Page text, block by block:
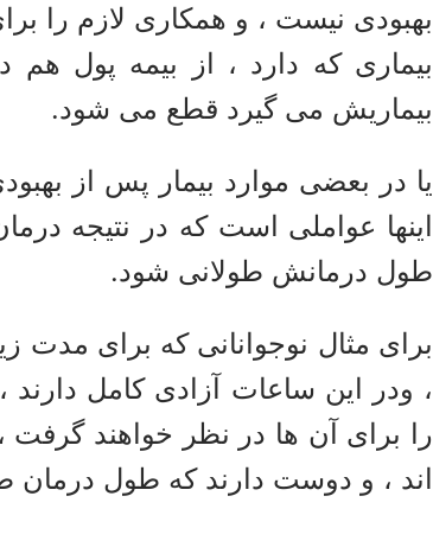
بهبودی نیست ، و همکاری لازم را
بیماری که دارد ، از بیمه پول
بیماریش می گیرد قطع می شود.
یا در بعضی موارد بیمار پس از
اینها عواملی است که در نتیجه
طول درمانش طولانی شود.
برای مثال نوجوانانی که برای
، ودر این ساعات آزادی کامل
را برای آن ها در نظر خواهند گرفت
اند ، و دوست دارند که طول درمان